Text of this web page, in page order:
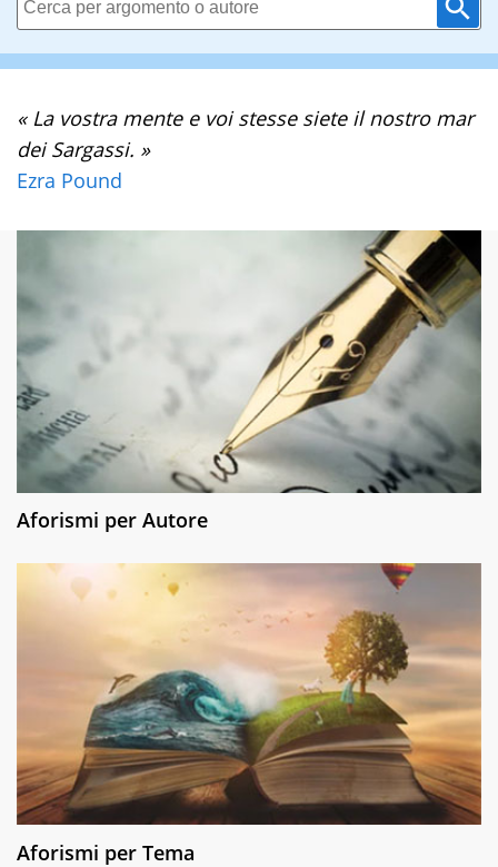
« La vostra mente e voi stesse siete il nostro mar
dei Sargassi. »
Ezra Pound
Aforismi per Autore
Aforismi per Tema